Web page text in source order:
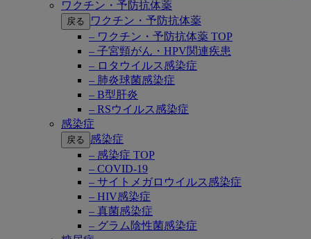
ワクチン・予防抗体薬
戻る
ワクチン・予防抗体薬
– ワクチン・予防抗体薬 TOP
– 子宮頸がん・HPV関連疾患
– ロタウイルス感染症
– 肺炎球菌感染症
– B型肝炎
– RSウイルス感染症
感染症
戻る
感染症
– 感染症 TOP
– COVID-19
– サイトメガロウイルス感染症
– HIV感染症
– 真菌感染症
– グラム陰性菌感染症